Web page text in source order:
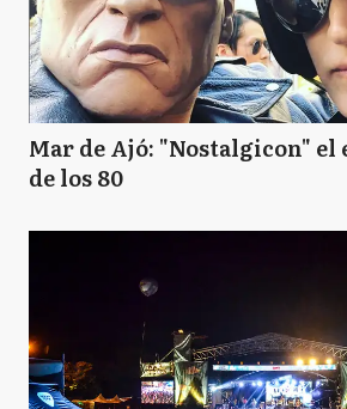
Mar de Ajó: "Nostalgicon"
de los 80